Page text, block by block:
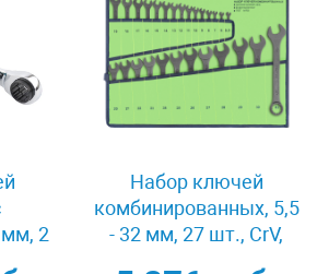
2
Набор ключей
комбинированных, 5,5
- 32 мм, 27 шт., CrV,